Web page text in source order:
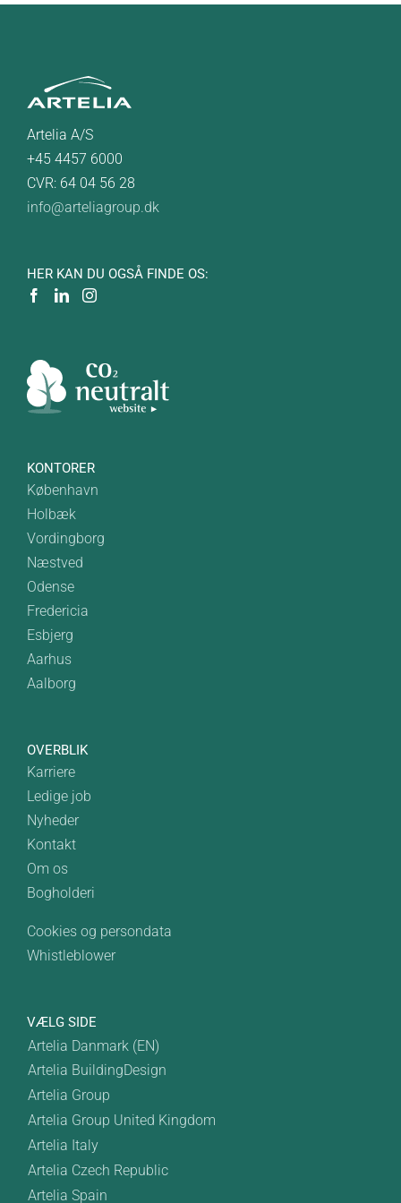
Artelia A/S
+45 4457 6000
CVR: 64 04 56 28
info@arteliagroup.dk
HER KAN DU OGSÅ FINDE OS:
KONTORER
København
Holbæk
Vordingborg
Næstved
Odense
Fredericia
Esbjerg
Aarhus
Aalborg
OVERBLIK
Karriere
Ledige job
Nyheder
Kontakt
Om os
Bogholderi
Cookies og persondata
Whistleblower
VÆLG SIDE
Artelia Danmark (EN)
Artelia BuildingDesign
Artelia Group
Artelia Group United Kingdom
Artelia Italy
Artelia Czech Republic
Artelia Spain